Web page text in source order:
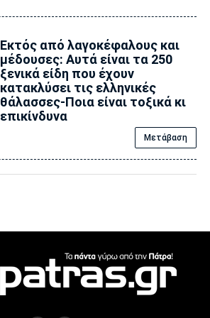
Εκτός από λαγοκέφαλους και
μέδουσες: Aυτά είναι τα 250
ξενικά είδη που έχουν
κατακλύσει τις ελληνικές
θάλασσες-Ποια είναι τοξικά κι
επικίνδυνα
Μετάβαση